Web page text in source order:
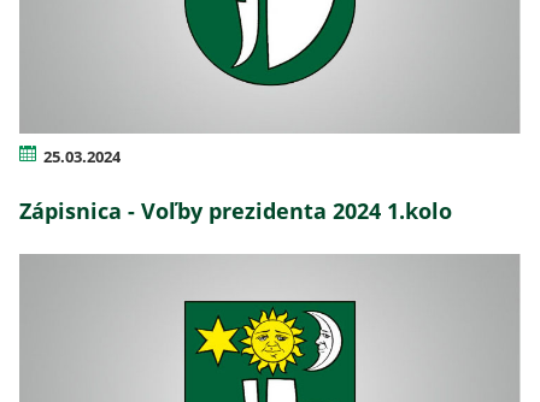
25.03.2024
Zápisnica - Voľby prezidenta 2024 1.kolo